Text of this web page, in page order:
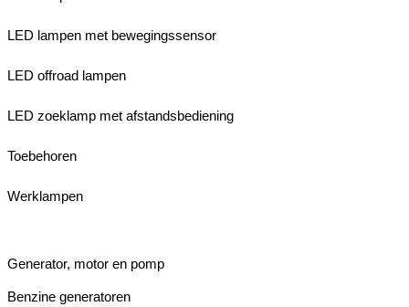
LED lampen met bewegingssensor
LED offroad lampen
LED zoeklamp met afstandsbediening
Toebehoren
Werklampen
Generator, motor en pomp
Benzine generatoren